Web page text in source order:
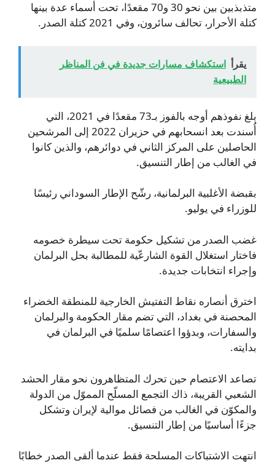
متذبذبين بين نحو 30 و70 مقعدًا، تحت أسماء عدة بينها
كتلة الأحرار، تحالف سائرون، وفي 2021 كتلة الصدر.
يقرأ استكشاف مسارات جديدة في فن المناظر
الطبيعية
بلغ نفوذهم أوجه بالفوز بـ73 مقعدًا في 2021، التي
أُسندت بعد انسحابهم في حزيران 2022 إلى المرشحين
الحاصلين على المركز الثاني في دوائرهم، والذين كانوا
في الغالب من إطار التنسيق.
بقبضة الأغلبية البرلمانية، رشّح الإطار السوداني رئيسًا
للوزراء في يوليو.
غضب الصدر من تشكيل حكومة تحت سيطرة خصومه
فاختار استغلال القوة الشارعّية للمطالبة بحل البرلمان
وإجراء انتخابات جديدة.
اخترق أنصاره نقاط التفتيش الخارجية للمنطقة الخضراء
المحصنة في بغداد، التي تضم مقار الحكومة والبرلمان
والسفارات، وبدؤوا اعتصامًا سلميًا في البرلمان في
بدايته.
تصاعد الاعتصام حين تحرك المتظاهرون نحو مقار الحشد
الشعبي القريبة، ذاك التجمع المسلّح المموّل من الدولة
والمكوّن في الغالب من فصائل موالية لإيران وتشكل
جزءًا أساسيًا من إطار التنسيق.
انتهت الاشتباكات المسلحة فقط عندما ألقى الصدر خطابًا